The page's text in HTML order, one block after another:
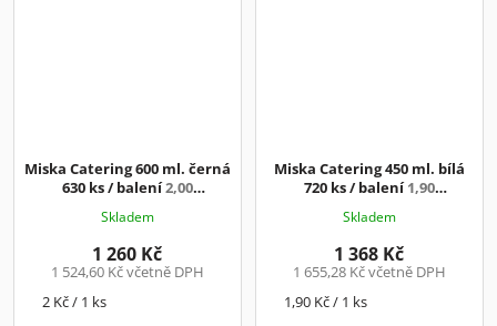
Miska Catering 600 ml. černá
630 ks / balení2,00
Skladem
1 524,60 Kč včetně DPH
1 260 Kč
Měrná
2 Kč / 1 ks
Miska Catering 450 ml. bílá
720 ks / balení1,90
Skladem
1 655,28 Kč včetně DPH
1 368 Kč
Měrná
1,90 Kč / 1 ks